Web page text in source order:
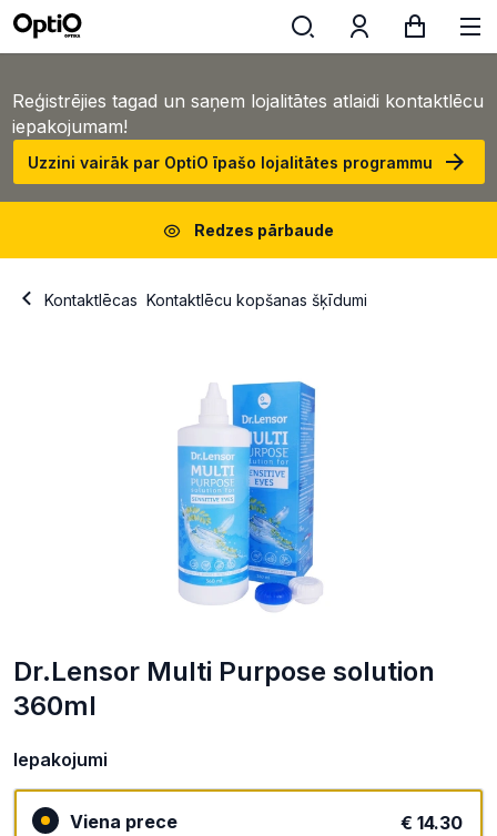
Reģistrējies tagad un saņem lojalitātes atlaidi kontaktlēcu
iepakojumam!
Uzzini vairāk par OptiO īpašo lojalitātes programmu
Redzes pārbaude
Kontaktlēcas Kontaktlēcu kopšanas šķīdumi
Dr.Lensor Multi Purpose solution
360ml
Iepakojumi
Viena prece € 14.30